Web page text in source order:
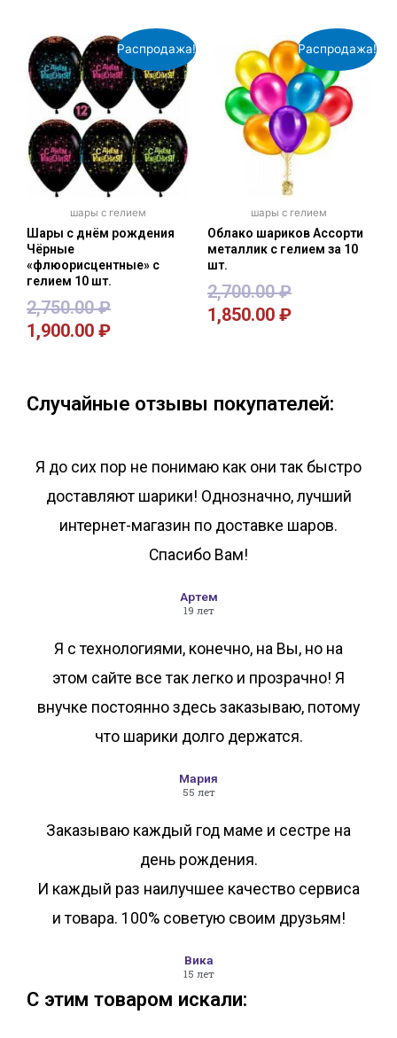
Распродажа!
шары с гелием
Шары с днём рождения
Чёрные
«флюорисцентные» с
гелием 10 шт.
2,750.00₽
1,900.00 ₽
Распродажа!
шары с гелием
Облако шариков Ассорти
металлик с гелием за 10
шт.
2,700.00₽
1,850.00 ₽
Случайные отзывы покупателей:
Я до сих пор не понимаю как они так быстро
доставляют шарики! Однозначно, лучший
интернет-магазин по доставке шаров.
Спасибо Вам!
Артем
19 лет
Я с технологиями, конечно, на Вы, но на
этом сайте все так легко и прозрачно! Я
внучке постоянно здесь заказываю, потому
что шарики долго держатся.
Мария
55 лет
Заказываю каждый год маме и сестре на
день рождения.
И каждый раз наилучшее качество сервиса
и товара. 100% советую своим друзьям!
Вика
15 лет
С этим товаром искали: